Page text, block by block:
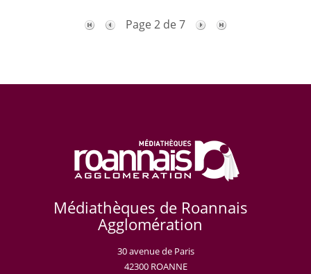
Page 2 de 7
Médiathèques de Roannais
Agglomération
30 avenue de Paris
42300 ROANNE